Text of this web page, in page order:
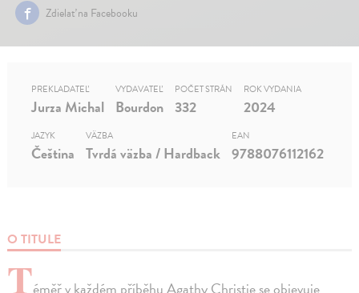
Zdielať na Facebooku
O TITULE
T
PREKLADATEĽ
Jurza Michal
VYDAVATEĽ
Bourdon
POČET STRÁN
332
ROK VYDANIA
2024
JAZYK
Čeština
VÄZBA
Tvrdá väzba / Hardback
EAN
9788076112162